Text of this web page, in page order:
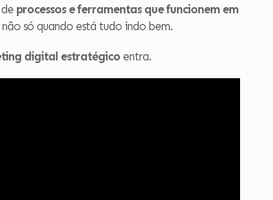
processos e ferramentas que funcionem em
não só quando está tudo indo bem.
digital estratégicoentra.